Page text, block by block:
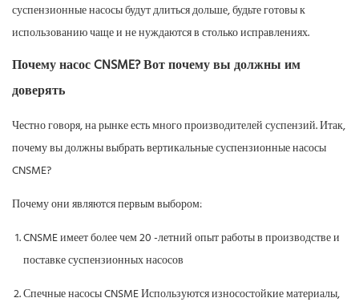
суспензионные насосы будут длиться дольше, будьте готовы к
использованию чаще и не нуждаются в столько исправлениях.
Почему насос CNSME? Вот почему вы должны им
доверять
Честно говоря, на рынке есть много производителей суспензий. Итак,
почему вы должны выбрать вертикальные суспензионные насосы
CNSME?
Почему они являются первым выбором:
CNSME имеет более чем 20 -летний опыт работы в производстве и
поставке суспензионных насосов
Спечные насосы CNSME Используются износостойкие материалы,